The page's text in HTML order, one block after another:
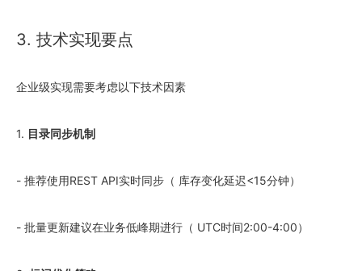
3. 技术实现要点
企业级实现需要考虑以下技术因素
1. 目录同步机制
- 推荐使用REST API实时同步（ 库存变化延迟<15分钟）
- 批量更新建议在业务低峰期进行（ UTC时间2:00-4:00）